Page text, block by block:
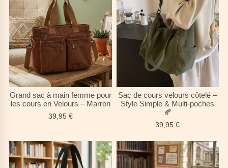
Grand sac à main femme pour
les cours en Velours – Marron
39,95 €
Sac de cours velours côtelé –
Style Simple & Multi-poches
🍂
39,95€